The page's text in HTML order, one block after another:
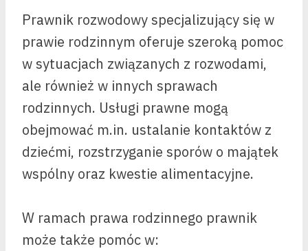
Prawnik rozwodowy specjalizujący się w
prawie rodzinnym oferuje szeroką pomoc
w sytuacjach związanych z rozwodami,
ale również w innych sprawach
rodzinnych. Usługi prawne mogą
obejmować m.in. ustalanie kontaktów z
dziećmi, rozstrzyganie sporów o majątek
wspólny oraz kwestie alimentacyjne.
W ramach prawa rodzinnego prawnik
może także pomóc w: